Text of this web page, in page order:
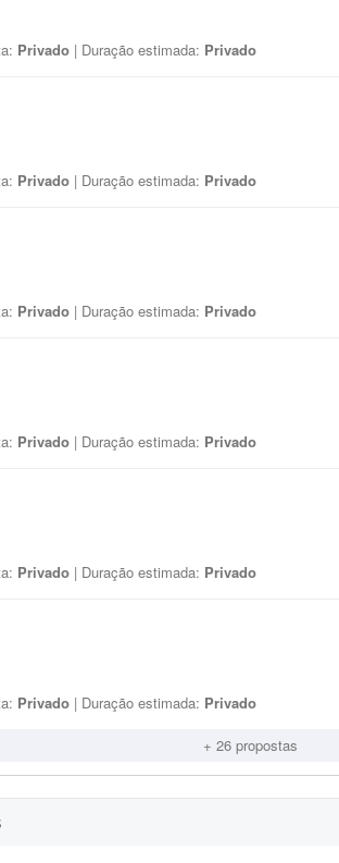
Privado | Duração estimada: Privado
Privado | Duração estimada: Privado
Privado | Duração estimada: Privado
Privado | Duração estimada: Privado
Privado | Duração estimada: Privado
Privado | Duração estimada: Privado
+ 26 propostas